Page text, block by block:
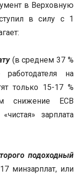
в Верховную
в силу с 1
(в среднем 37 %
на
только 15-17 %
снижение ЕСВ
зарплата
подоходный
минзарплат, или